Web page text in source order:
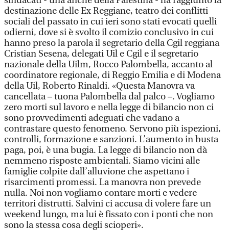
destinazione delle Ex Reggiane, teatro dei conflitti
sociali del passato in cui ieri sono stati evocati quelli
odierni, dove si è svolto il comizio conclusivo in cui
hanno preso la parola il segretario della Cgil reggiana
Cristian Sesena, delegati Uil e Cgil e il segretario
nazionale della Uilm, Rocco Palombella, accanto al
coordinatore regionale, di Reggio Emilia e di Modena
della Uil, Roberto Rinaldi. «Questa Manovra va
cancellata – tuona Palombella dal palco –. Vogliamo
zero morti sul lavoro e nella legge di bilancio non ci
sono provvedimenti adeguati che vadano a
contrastare questo fenomeno. Servono più ispezioni,
controlli, formazione e sanzioni. L’aumento in busta
paga, poi, è una bugia. La legge di bilancio non dà
nemmeno risposte ambientali. Siamo vicini alle
famiglie colpite dall’alluvione che aspettano i
risarcimenti promessi. La manovra non prevede
nulla. Noi non vogliamo contare morti e vedere
territori distrutti. Salvini ci accusa di volere fare un
weekend lungo, ma lui è fissato con i ponti che non
sono la stessa cosa degli scioperi».